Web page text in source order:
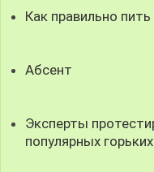
Как правильно
Абсент
Эксперты
популярных